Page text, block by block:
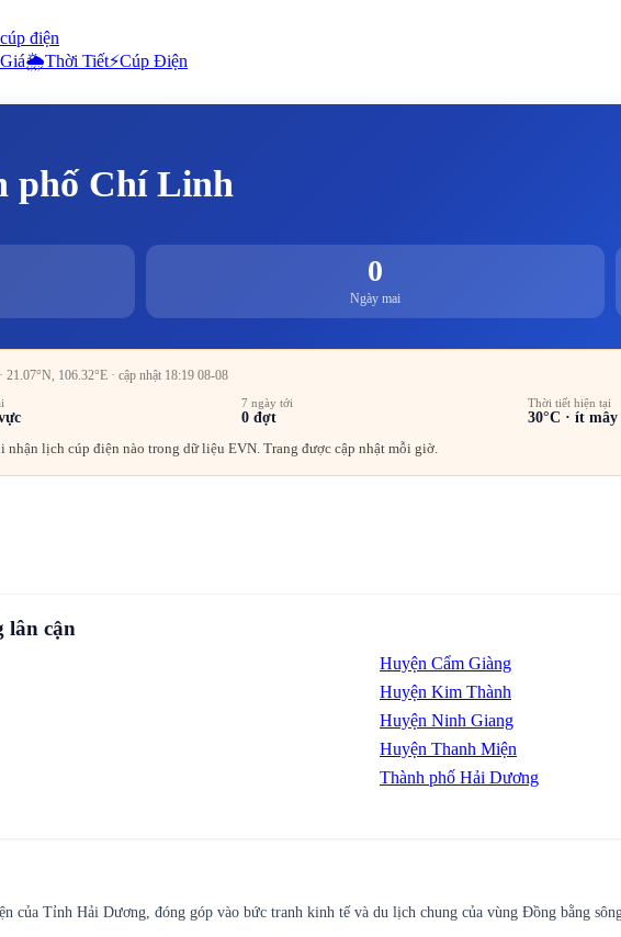
điện
🌦Thời Tiết⚡Cúp Điện
phố Chí Linh
0
Ngày mai
· 21.07°N, 106.32°E · cập nhật 18:19 08-08
7 ngày tới
0 đợt
Thời tiết hiện tại
30°C · ít mây
lịch cúp điện nào trong dữ liệu EVN. Trang được cập nhật mỗi giờ.
lân cận
Huyện Cẩm Giàng
Huyện Kim Thành
Huyện Ninh Giang
Huyện Thanh Miện
Thành phố Hải Dương
của Tỉnh Hải Dương, đóng góp vào bức tranh kinh tế và du lịch chung của vùng Đồng bằng